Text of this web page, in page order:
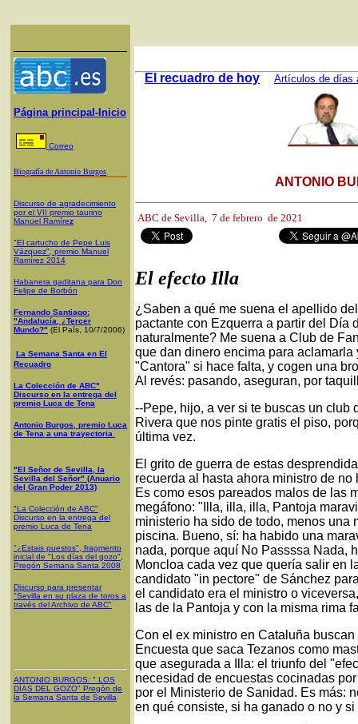
Página principal-Inicio
Correo
Biografía de Antonio Burgos
Discurso de agradecimiento
por el VII premio taurino
Manuel Ramírez
"El cartucho de Pepe Luis
Vázquez", premio Manuel
Ramírez 2014
Habanera gaditana para Don
Felipe de Borbón
Fernando Santiago:
"Andalucía, ¿Tercer
Mundo?" (El País, 10/7/2006)
La Semana Santa en El
Recuadro
La Colección de ABC"
Discurso en la entrega del
premio Luca de Tena
Antonio Burgos, premio Luca
de Tena a una trayectoria
"El Señor de Sevilla, la
Sevilla del Señor" (Anuario
del Gran Poder 2013)
"La Colección de ABC"
Discurso en la entrega del
premio Luca de Tena
"¿Estais puestos", fragmento
inicial de "Los días del gozo",
Pregón Semana Santa 2008
Discurso para presentar
"Sevilla en su plaza de toros a
través del Archivo de ABC"
ANTONIO BURGOS: " LOS
DÍAS DEL GOZO" Pregón de
la Semana Santa de Sevilla
El recuadro de hoy Artículos de días
ANTONIO
ABC de Sevilla, 7 de febrero de 2021
El efecto Illa
¿Saben a qué me suena el apellido
pactante con Ezquerra a partir del Día
naturalmente? Me suena a Club de
que dan dinero encima para
"Cantora" si hace falta, y cogen una
Al revés: pasando, aseguran, por
--Pepe, hijo, a ver si te buscas un club
Rivera que nos pinte gratis el piso,
última vez.
El grito de guerra de estas
recuerda al hasta ahora ministro de
Es como esos pareados malos de las
megáfono: "Illa, illa, illa, Pantoja
ministerio ha sido de todo, menos
piscina. Bueno, sí: ha habido una
nada, porque aquí No Passssa Nada,
Moncloa cada vez que quería salir en
candidato "in pectore" de Sánchez
el candidato era el ministro o
las de la Pantoja y con la misma rima
Con el ex ministro en Cataluña
Encuesta que saca Tezanos como
que asegurada a Illa: el triunfo del
necesidad de encuestas cocinadas
por el Ministerio de Sanidad. Es más:
en qué consiste, si ha ganado o no y